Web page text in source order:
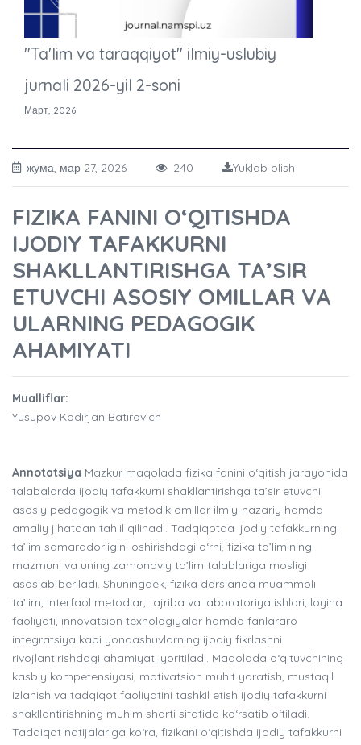
"Ta'lim va taraqqiyot" ilmiy-uslubiy
jurnali 2026-yil 2-soni
Март, 2026
жума, мар 27, 2026 240 Yuklab olish
FIZIKA FANINI O‘QITISHDA
IJODIY TAFAKKURNI
SHAKLLANTIRISHGA TA’SIR
ETUVCHI ASOSIY OMILLAR VA
ULARNING PEDAGOGIK
AHAMIYATI
Mualliflar:
Yusupov Kodirjan Batirovich
Annotatsiya Mazkur maqolada fizika fanini o‘qitish jarayonida
talabalarda ijodiy tafakkurni shakllantirishga ta’sir etuvchi
asosiy pedagogik va metodik omillar ilmiy-nazariy hamda
amaliy jihatdan tahlil qilinadi. Tadqiqotda ijodiy tafakkurning
ta’lim samaradorligini oshirishdagi o‘rni, fizika ta’limining
mazmuni va uning zamonaviy ta’lim talablariga mosligi
asoslab beriladi. Shuningdek, fizika darslarida muammoli
ta’lim, interfaol metodlar, tajriba va laboratoriya ishlari, loyiha
faoliyati, innovatsion texnologiyalar hamda fanlararo
integratsiya kabi yondashuvlarning ijodiy fikrlashni
rivojlantirishdagi ahamiyati yoritiladi. Maqolada o‘qituvchining
kasbiy kompetensiyasi, motivatsion muhit yaratish, mustaqil
izlanish va tadqiqot faoliyatini tashkil etish ijodiy tafakkurni
shakllantirishning muhim sharti sifatida ko‘rsatib o‘tiladi.
Tadqiqot natijalariga ko‘ra, fizikani o‘qitishda ijodiy tafakkurni